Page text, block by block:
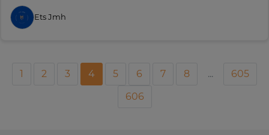
Ets Jmh
1 2 3 4 5 6 7 8 ...
605
606